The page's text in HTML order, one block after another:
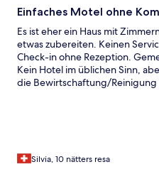
Einfaches Motel ohne
Es ist eher ein Haus mit
etwas zubereiten. Keinen
Check-in ohne Rezeption.
Kein Hotel im üblichen Sinn,
die Bewirtschaftung/Reinigung
Silvia, 10 nätters resa